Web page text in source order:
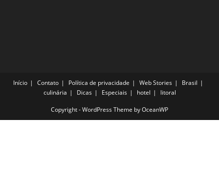
Início Contato Política de privacidade Web Stories
Brasil
culinária
Dicas Especiais hotel litoral
Copyright - WordPress Theme by OceanWP